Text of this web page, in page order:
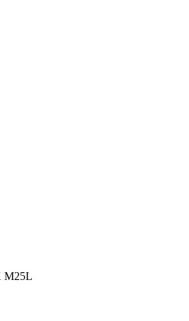
M25L